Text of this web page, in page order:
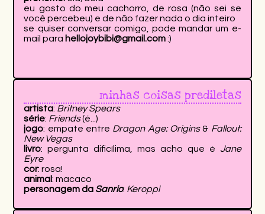
eu gosto do meu cachorro, de rosa (não sei se
você percebeu) e de não fazer nada o dia inteiro
se quiser conversar comigo, pode mandar um e-
mail para hellojoybibi@gmail.com:)
minhas coisas prediletas
artista: Britney Spears
série: Friends(é...)
jogo: empate entre Dragon Age: Origins& Fallout:
New Vegas
livro: pergunta dificílima, mas acho que é Jane
Eyre
cor: rosa!
animal: macaco
personagem da Sanrio: Keroppi